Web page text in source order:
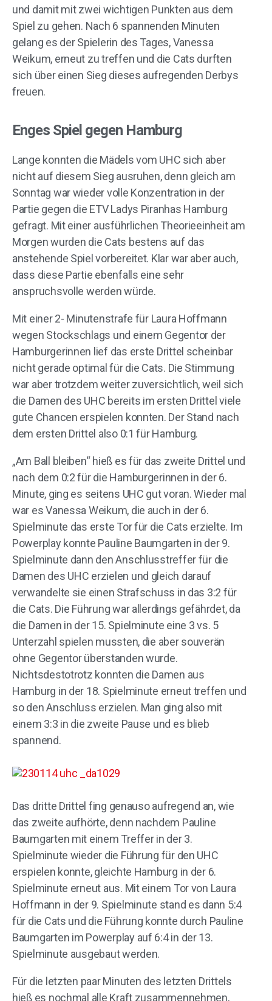
und damit mit zwei wichtigen Punkten aus dem
Spiel zu gehen. Nach 6 spannenden Minuten
gelang es der Spielerin des Tages, Vanessa
Weikum, erneut zu treffen und die Cats durften
sich über einen Sieg dieses aufregenden Derbys
freuen.
Enges Spiel gegen Hamburg
Lange konnten die Mädels vom UHC sich aber
nicht auf diesem Sieg ausruhen, denn gleich am
Sonntag war wieder volle Konzentration in der
Partie gegen die ETV Ladys Piranhas Hamburg
gefragt. Mit einer ausführlichen Theorieeinheit am
Morgen wurden die Cats bestens auf das
anstehende Spiel vorbereitet. Klar war aber auch,
dass diese Partie ebenfalls eine sehr
anspruchsvolle werden würde.
Mit einer 2- Minutenstrafe für Laura Hoffmann
wegen Stockschlags und einem Gegentor der
Hamburgerinnen lief das erste Drittel scheinbar
nicht gerade optimal für die Cats. Die Stimmung
war aber trotzdem weiter zuversichtlich, weil sich
die Damen des UHC bereits im ersten Drittel viele
gute Chancen erspielen konnten. Der Stand nach
dem ersten Drittel also 0:1 für Hamburg.
„Am Ball bleiben“ hieß es für das zweite Drittel und
nach dem 0:2 für die Hamburgerinnen in der 6.
Minute, ging es seitens UHC gut voran. Wieder mal
war es Vanessa Weikum, die auch in der 6.
Spielminute das erste Tor für die Cats erzielte. Im
Powerplay konnte Pauline Baumgarten in der 9.
Spielminute dann den Anschlusstreffer für die
Damen des UHC erzielen und gleich darauf
verwandelte sie einen Strafschuss in das 3:2 für
die Cats. Die Führung war allerdings gefährdet, da
die Damen in der 15. Spielminute eine 3 vs. 5
Unterzahl spielen mussten, die aber souverän
ohne Gegentor überstanden wurde.
Nichtsdestotrotz konnten die Damen aus
Hamburg in der 18. Spielminute erneut treffen und
so den Anschluss erzielen. Man ging also mit
einem 3:3 in die zweite Pause und es blieb
spannend.
Das dritte Drittel fing genauso aufregend an, wie
das zweite aufhörte, denn nachdem Pauline
Baumgarten mit einem Treffer in der 3.
Spielminute wieder die Führung für den UHC
erspielen konnte, gleichte Hamburg in der 6.
Spielminute erneut aus. Mit einem Tor von Laura
Hoffmann in der 9. Spielminute stand es dann 5:4
für die Cats und die Führung konnte durch Pauline
Baumgarten im Powerplay auf 6:4 in der 13.
Spielminute ausgebaut werden.
Für die letzten paar Minuten des letzten Drittels
hieß es nochmal alle Kraft zusammennehmen,